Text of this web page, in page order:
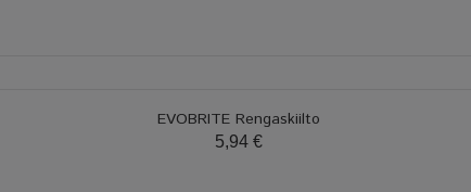
EVOBRITE Rengaskiilto
5,94 €